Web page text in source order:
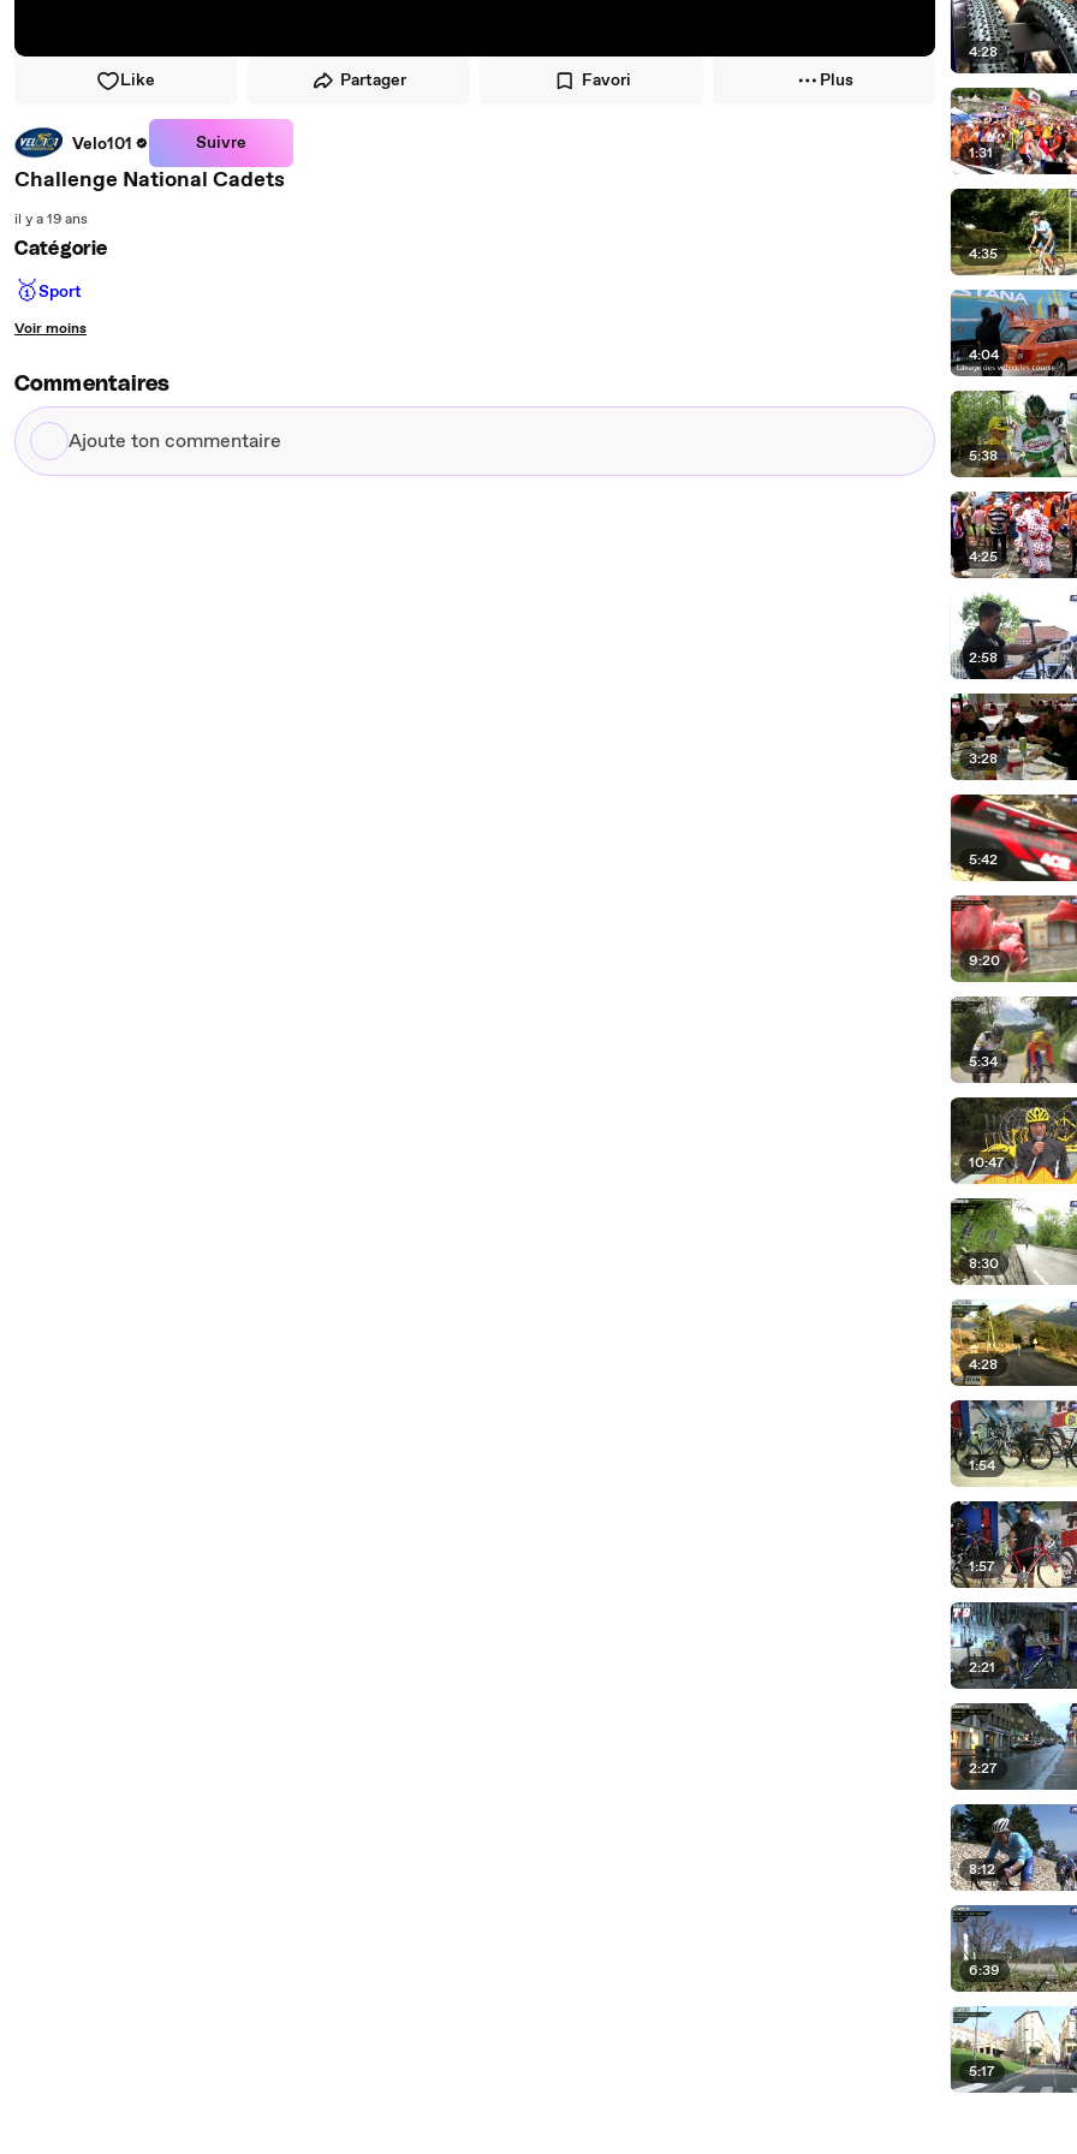
Like Partager Favori Plus
Velo101 Suivre
Challenge National Cadets
il y a 19 ans
Catégorie
🥇Sport
Voir moins
Commentaires
Ajoute
ton
4:28
1:31
4:35
4:04
5:38
4:25
2:58
3:28
5:42
9:20
5:34
10:47
8:30
4:28
1:54
1:57
2:21
2:27
8:12
6:39
5:17